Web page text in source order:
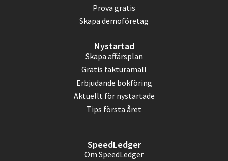
Prova gratis
Skapa demoföretag
Nystartad
Skapa affärsplan
Gratis fakturamall
Erbjudande bokföring
Aktuellt för nystartade
Tips första året
SpeedLedger
Om SpeedLedger